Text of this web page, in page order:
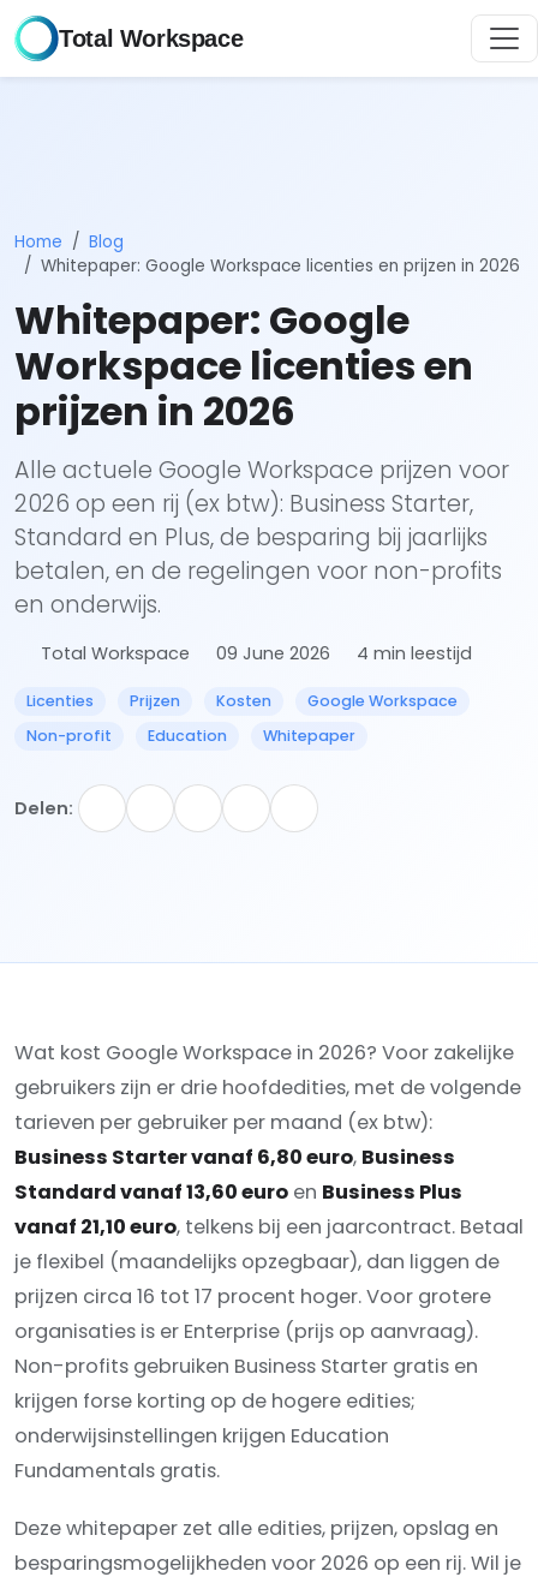
Total Workspace
Home
Blog
Whitepaper: Google Workspace licenties en prijzen in 2026
Whitepaper: Google
Workspace licenties en
prijzen in 2026
Alle actuele Google Workspace prijzen voor
2026 op een rij (ex btw): Business Starter,
Standard en Plus, de besparing bij jaarlijks
betalen, en de regelingen voor non-profits
en onderwijs.
Total Workspace 09 June 2026 4 min leestijd
Licenties Prijzen Kosten
Google Workspace
Non-profit
Education Whitepaper
Delen:
Wat kost Google Workspace in 2026? Voor zakelijke
gebruikers zijn er drie hoofdedities, met de volgende
tarieven per gebruiker per maand (ex btw):
Business Starter vanaf 6,80 euro, Business
Standard vanaf 13,60 euro en Business Plus
vanaf 21,10 euro, telkens bij een jaarcontract. Betaal
je flexibel (maandelijks opzegbaar), dan liggen de
prijzen circa 16 tot 17 procent hoger. Voor grotere
organisaties is er Enterprise (prijs op aanvraag).
Non-profits gebruiken Business Starter gratis en
krijgen forse korting op de hogere edities;
onderwijsinstellingen krijgen Education
Fundamentals gratis.
Deze whitepaper zet alle edities, prijzen, opslag en
besparingsmogelijkheden voor 2026 op een rij. Wil je